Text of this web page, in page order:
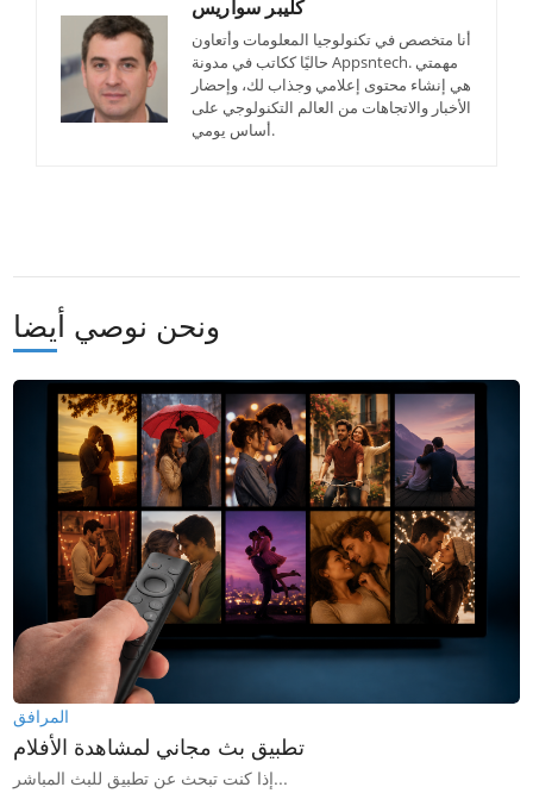
كليبر سواريس
أنا متخصص في تكنولوجيا المعلومات وأتعاون
حاليًا ككاتب في مدونة Appsntech. مهمتي
هي إنشاء محتوى إعلامي وجذاب لك، وإحضار
الأخبار والاتجاهات من العالم التكنولوجي على
أساس يومي.
ونحن نوصي أيضا
المرافق
تطبيق بث مجاني لمشاهدة الأفلام
إذا كنت تبحث عن تطبيق للبث المباشر...